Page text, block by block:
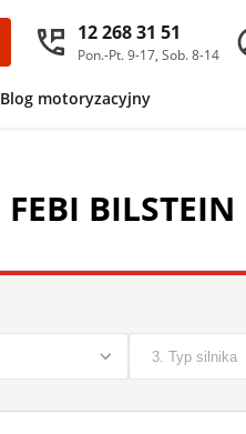
12 268 31 51
Pon.-Pt. 9-17, Sob. 8-14
Blog motoryzacyjny
BILSTEIN